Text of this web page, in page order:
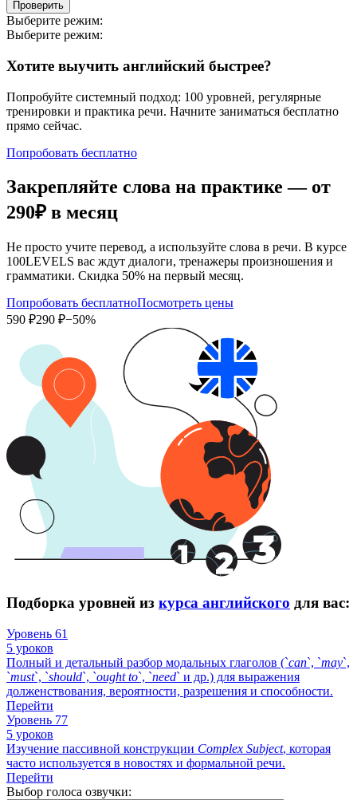
Проверить
Выберите режим:
Выберите режим:
Хотите выучить английский быстрее?
Попробуйте системный подход: 100 уровней, регулярные
тренировки и практика речи. Начните заниматься бесплатно
прямо сейчас.
Попробовать бесплатно
Закрепляйте слова на практике — от
290₽ в месяц
Не просто учите перевод, а используйте слова в речи. В курсе
100LEVELS вас ждут диалоги, тренажеры произношения и
грамматики. Скидка 50% на первый месяц.
Попробовать бесплатноПосмотреть цены
590 ₽290 ₽−50%
Подборка уровней из курса английского для вас:
Уровень 61
5 уроков
Полный и детальный разбор модальных глаголов (`can`, `may`,
`must`, `should`, `ought to`, `need` и др.) для выражения
долженствования, вероятности, разрешения и способности.
Перейти
Уровень 77
5 уроков
Изучение пассивной конструкции Complex Subject, которая
часто используется в новостях и формальной речи.
Перейти
Выбор голоса озвучки: